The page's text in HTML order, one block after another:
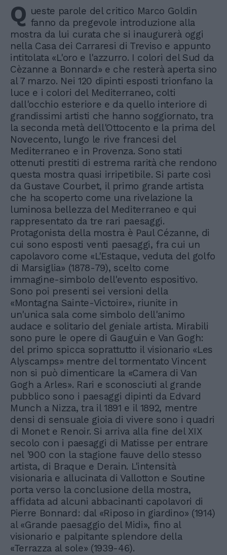
Q ueste parole del critico Marco Goldin
fanno da pregevole introduzione alla
mostra da lui curata che si inaugurerà oggi
nella Casa dei Carraresi di Treviso e appunto
intitolata «L'oro e l'azzurro. I colori del Sud da
Cèzanne a Bonnard» e che resterà aperta sino
al 7 marzo. Nei 120 dipinti esposti trionfano la
luce e i colori del Mediterraneo, colti
dall'occhio esteriore e da quello interiore di
grandissimi artisti che hanno soggiornato, tra
la seconda metà dell'Ottocento e la prima del
Novecento, lungo le rive francesi del
Mediterraneo e in Provenza. Sono stati
ottenuti prestiti di estrema rarità che rendono
questa mostra quasi irripetibile. Si parte così
da Gustave Courbet, il primo grande artista
che ha scoperto come una rivelazione la
luminosa bellezza del Mediterraneo e qui
rappresentato da tre rari paesaggi.
Protagonista della mostra è Paul Cézanne, di
cui sono esposti venti paesaggi, fra cui un
capolavoro come «L'Estaque, veduta del golfo
di Marsiglia» (1878-79), scelto come
immagine-simbolo dell'evento espositivo.
Sono poi presenti sei versioni della
«Montagna Sainte-Victoire», riunite in
un'unica sala come simbolo dell'animo
audace e solitario del geniale artista. Mirabili
sono pure le opere di Gauguin e Van Gogh:
del primo spicca soprattutto il visionario «Les
Alyscamps» mentre del tormentato Vincent
non si può dimenticare la «Camera di Van
Gogh a Arles». Rari e sconosciuti al grande
pubblico sono i paesaggi dipinti da Edvard
Munch a Nizza, tra il 1891 e il 1892, mentre
densi di sensuale gioia di vivere sono i quadri
di Monet e Renoir. Si arriva alla fine del XIX
secolo con i paesaggi di Matisse per entrare
nel '900 con la stagione fauve dello stesso
artista, di Braque e Derain. L'intensità
visionaria e allucinata di Vallotton e Soutine
porta verso la conclusione della mostra,
affidata ad alcuni abbacinanti capolavori di
Pierre Bonnard: dal «Riposo in giardino» (1914)
al «Grande paesaggio del Midi», fino al
visionario e palpitante splendore della
«Terrazza al sole» (1939-46).